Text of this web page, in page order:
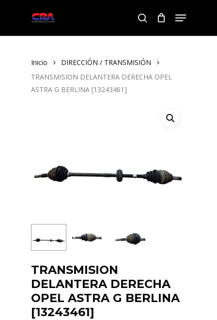
search
Menu
Inicio
DIRECCIÓN / TRANSMISIÓN
TRANSMISION DELANTERA DERECHA OPEL
ASTRA G BERLINA [13243461]
TRANSMISION
DELANTERA DERECHA
OPEL ASTRA G BERLINA
[13243461]